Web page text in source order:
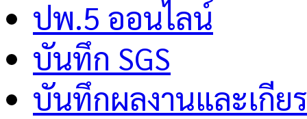
ปพ.5 ออนไลน์
บันทึก SGS
บันทึกผลงานและเกีย